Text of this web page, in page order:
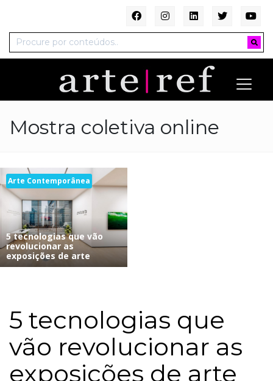
Mostra coletiva online
Arte Contemporânea
5 tecnologias que vão
revolucionar as
exposições de arte
5 tecnologias que
vão revolucionar as
exposições de arte